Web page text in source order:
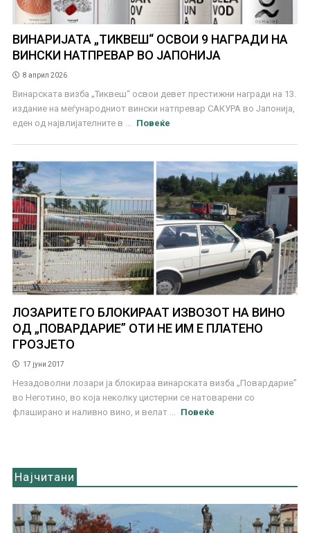
ВИНАРИЈАТА „ТИКВЕШ“ ОСВОИ 9 НАГРАДИ НА
ВИНСКИ НАТПРЕВАР ВО ЈАПОНИЈА
8 април 2026
Винарската визба „Тиквеш“ освои девет престижни награди на 13.
издание на меѓународниот вински натпревар САКУРА во Јапонија,
еден од највлијателните в ...
Повеќе
ЛОЗАРИТЕ ГО БЛОКИРААТ ИЗВОЗОТ НА ВИНО
ОД „ПОВАРДАРИЕ” ОТИ НЕ ИМ Е ПЛАТЕНО
ГРОЗЈЕТО
17 јуни 2017
Незадоволни лозари ја блокираа винарската визба „Повардарие”
во Неготино, во која неколку цистерни се натоварени со
флаширано и наливно вино, и велат ...
Повеќе
Најчитани